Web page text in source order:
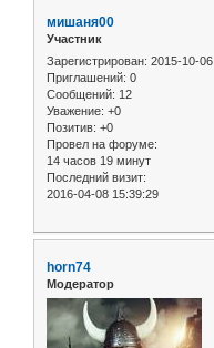
мишаня00
Участник
Зарегистрирован: 2015-10-06
Приглашений: 0
Сообщений: 12
Уважение: +0
Позитив: +0
Провел на форуме:
14 часов 19 минут
Последний визит:
2016-04-08 15:39:29
horn74
Модератор